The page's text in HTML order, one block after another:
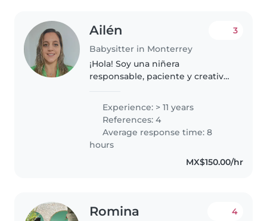
Ailén
Babysitter in Monterrey
3
¡Hola! Soy una niñera
responsable, paciente y creativa
experiencia cuidando niños de
todas las edades. Soy docente de
educación especial, especialista
en atención..
Experience: > 11 years
References: 4
Average response time: 8
hours
MX$150.00/hr
Romina 4